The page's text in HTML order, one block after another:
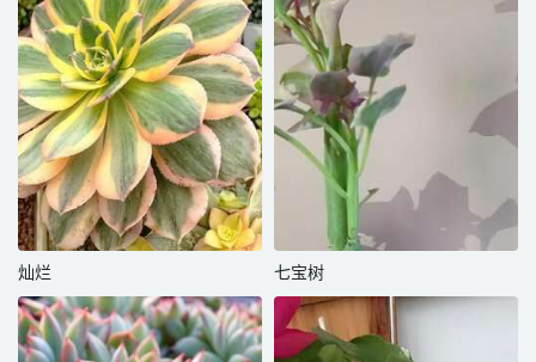
灿烂 七宝树